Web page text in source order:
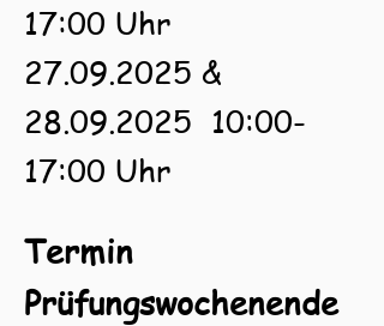
17:00 Uhr
27.09.2025 &
28.09.2025 10:00-
17:00 Uhr
Termin
Prüfungswochenende